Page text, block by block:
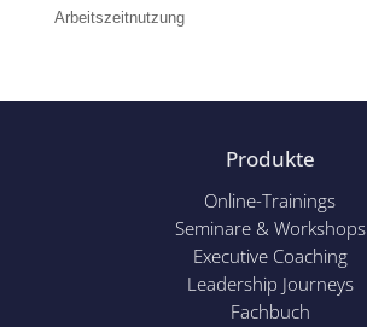
Arbeitszeitnutzung
Produkte
Online-Trainings
Seminare & Workshops
Executive Coaching
Leadership Journeys
Fachbuch